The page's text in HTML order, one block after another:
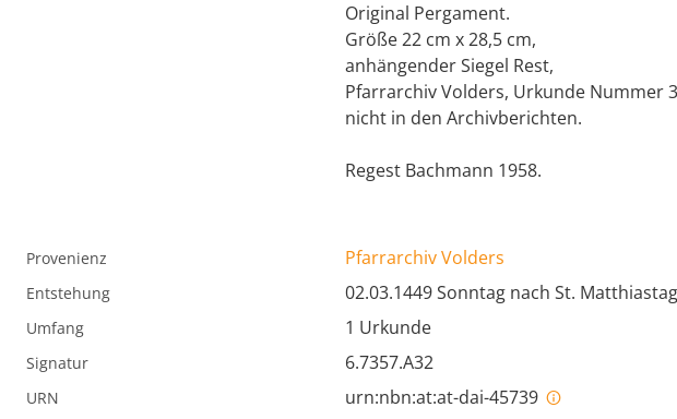
Original Pergament.
Größe 22 cm x 28,5 cm,
anhängender Siegel Rest,
Pfarrarchiv Volders, Urkunde Nummer
nicht in den Archivberichten.
Regest Bachmann 1958.
Provenienz Pfarrarchiv Volders
Entstehung 02.03.1449 Sonntag nach St. Matthiastag
Umfang 1 Urkunde
Signatur 6.7357.A32
URN urn:nbn:at:at-dai-45739